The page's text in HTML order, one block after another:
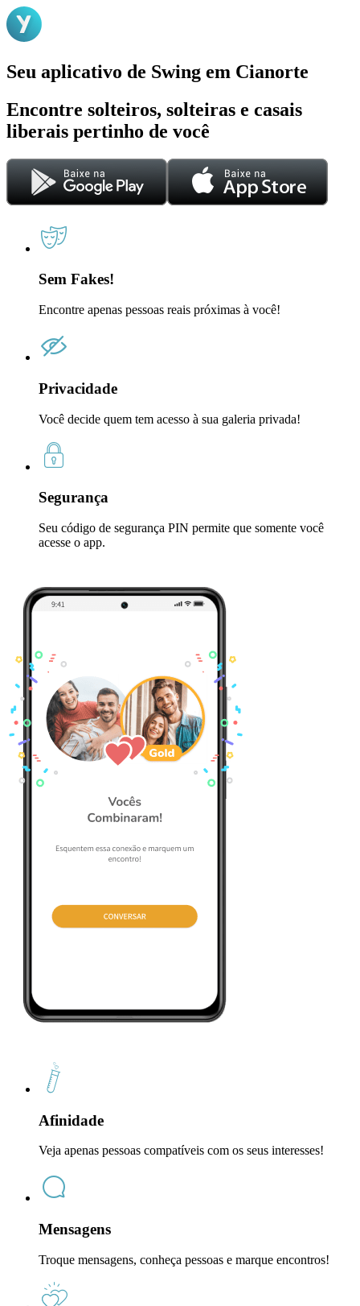
Seu aplicativo de Swing em Cianorte
Encontre solteiros, solteiras e casais
liberais pertinho de você
Sem Fakes!
Encontre apenas pessoas reais próximas à você!
Privacidade
Você decide quem tem acesso à sua galeria privada!
Segurança
Seu código de segurança PIN permite que somente você
acesse o app.
Afinidade
Veja apenas pessoas compatíveis com os seus interesses!
Mensagens
Troque mensagens, conheça pessoas e marque encontros!